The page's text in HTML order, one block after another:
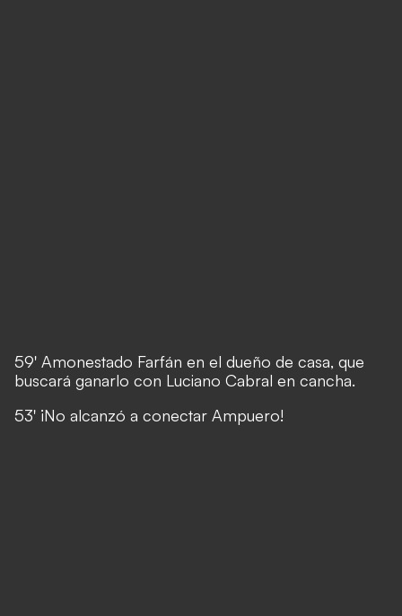
59' Amonestado Farfán en el dueño de casa, que
buscará ganarlo con Luciano Cabral en cancha.
53' ¡No alcanzó a conectar Ampuero!